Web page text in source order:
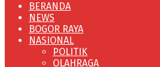
BERANDA
NEWS
BOGOR RAYA
NASIONAL
POLITIK
OLAHRAGA